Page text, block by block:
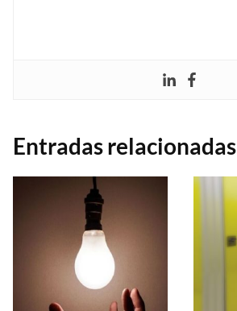
Entradas relacionadas